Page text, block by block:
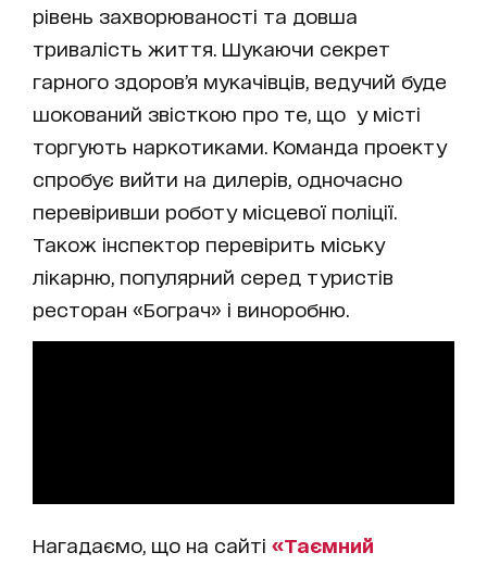
рівень захворюваності та довша
тривалість життя. Шукаючи секрет
гарного здоров’я мукачівців, ведучий буде
шокований звісткою про те, що у місті
торгують наркотиками. Команда проекту
спробує вийти на дилерів, одночасно
перевіривши роботу місцевої поліції.
Також інспектор перевірить міську
лікарню, популярний серед туристів
ресторан «Бограч» і виноробню.
Нагадаємо, що на сайті «Таємний